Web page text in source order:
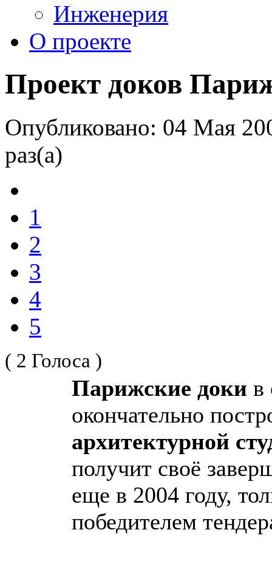
Инженерия
О проекте
Проект доков
Опубликовано: 04 Мая
раз(а)
1
2
3
4
5
( 2 Голоса )
Парижские доки в
окончательно
архитектурной
получит своё
еще в 2004 году,
победителем